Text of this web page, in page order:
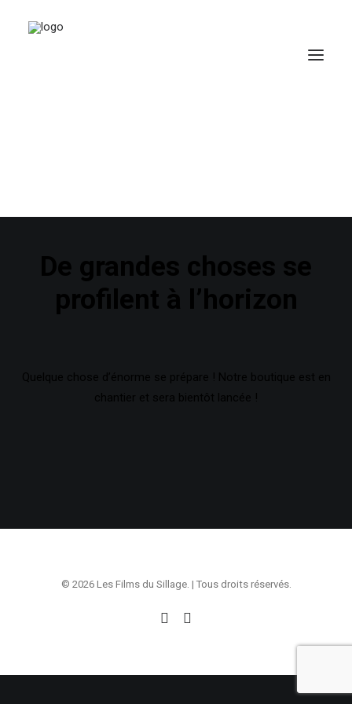
De grandes choses se
profilent à l’horizon
Quelque chose d’énorme se prépare ! Notre boutique est en
chantier et sera bientôt lancée !
© 2026 Les Films du Sillage. | Tous droits réservés.